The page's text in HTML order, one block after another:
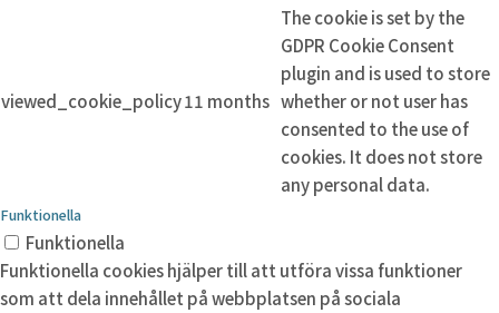
viewed_cookie_policy11 months
The cookie is set by the
GDPR Cookie Consent
plugin and is used to store
whether or not user has
consented to the use of
cookies. It does not store
any personal data.
Funktionella
Funktionella
Funktionella cookies hjälper till att utföra vissa funktioner
som att dela innehållet på webbplatsen på sociala